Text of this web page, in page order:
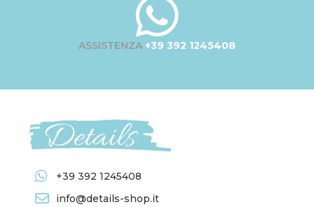
ASSISTENZA +39 392 1245408
+39 392 1245408
info@details-shop.it